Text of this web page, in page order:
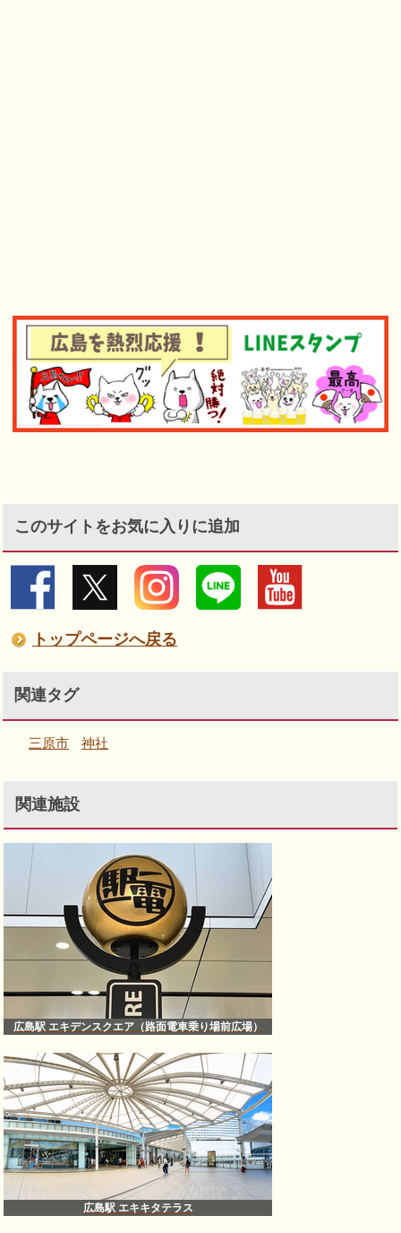
このサイトをお気に入りに追加
トップページへ戻る
関連タグ
三原市 神社
関連施設
広島駅 エキデンスクエア（路面電車乗り場前広場）
広島駅 エキキタテラス